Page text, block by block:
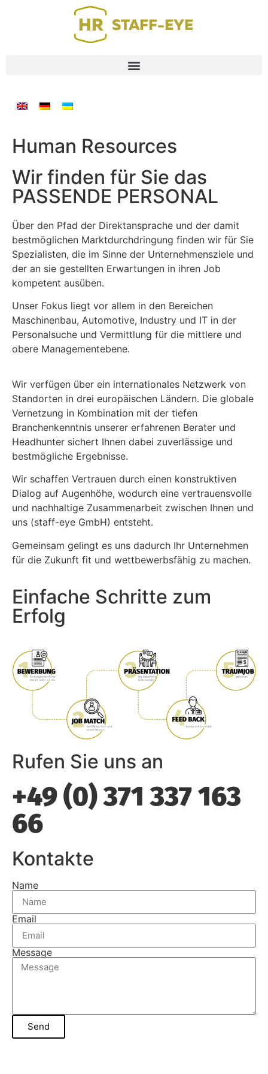
Human Resources
Wir finden für Sie das
PASSENDE PERSONAL
Über den Pfad der Direktansprache und der damit
bestmöglichen Marktdurchdringung finden wir für Sie
Spezialisten, die im Sinne der Unternehmensziele und
der an sie gestellten Erwartungen in ihren Job
kompetent ausüben.
Unser Fokus liegt vor allem in den Bereichen
Maschinenbau, Automotive, Industry und IT in der
Personalsuche und Vermittlung für die mittlere und
obere Managementebene.
Wir verfügen über ein internationales Netzwerk von
Standorten in drei europäischen Ländern. Die globale
Vernetzung in Kombination mit der tiefen
Branchenkenntnis unserer erfahrenen Berater und
Headhunter sichert Ihnen dabei zuverlässige und
bestmögliche Ergebnisse.
Wir schaffen Vertrauen durch einen konstruktiven
Dialog auf Augenhöhe, wodurch eine vertrauensvolle
und nachhaltige Zusammenarbeit zwischen Ihnen und
uns (staff-eye GmbH) entsteht.
Gemeinsam gelingt es uns dadurch Ihr Unternehmen
für die Zukunft fit und wettbewerbsfähig zu machen.
Einfache Schritte zum
Erfolg
Rufen Sie uns an
+49 (0) 371 337 163
66
Kontakte
Name
Email
Message
Send